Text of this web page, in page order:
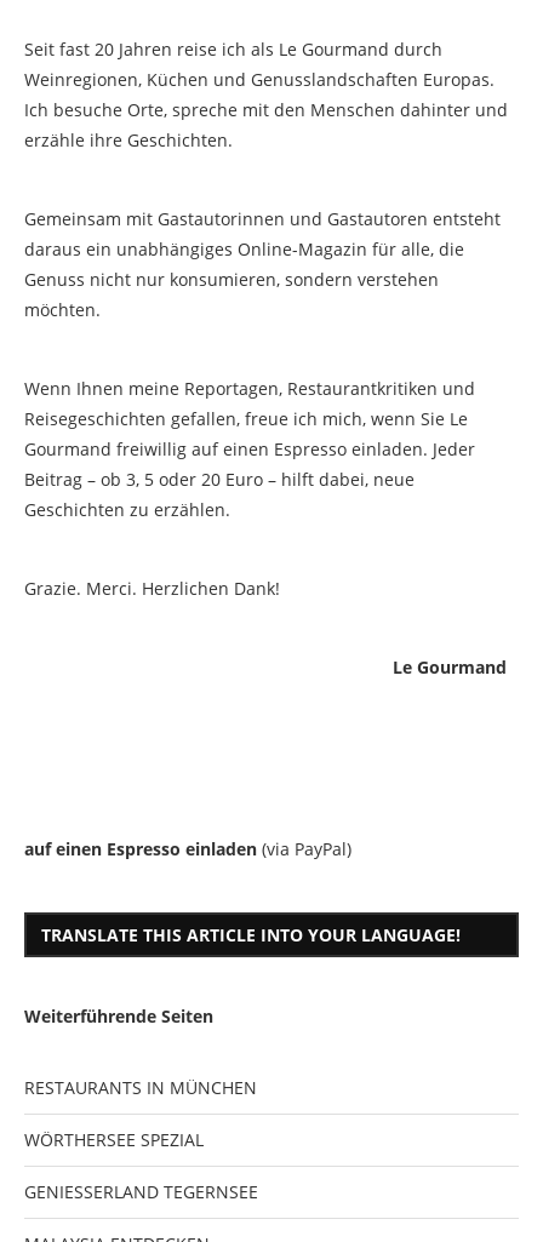
Seit fast 20 Jahren reise ich als Le Gourmand durch
Weinregionen, Küchen und Genusslandschaften Europas.
Ich besuche Orte, spreche mit den Menschen dahinter und
erzähle ihre Geschichten.
Gemeinsam mit Gastautorinnen und Gastautoren entsteht
daraus ein unabhängiges Online-Magazin für alle, die
Genuss nicht nur konsumieren, sondern verstehen
möchten.
Wenn Ihnen meine Reportagen, Restaurantkritiken und
Reisegeschichten gefallen, freue ich mich, wenn Sie Le
Gourmand freiwillig auf einen Espresso einladen. Jeder
Beitrag – ob 3, 5 oder 20 Euro – hilft dabei, neue
Geschichten zu erzählen.
Grazie. Merci. Herzlichen Dank!
Le Gourmand
auf einen Espresso einladen (via PayPal)
TRANSLATE THIS ARTICLE INTO YOUR LANGUAGE!
Weiterführende Seiten
RESTAURANTS IN MÜNCHEN
WÖRTHERSEE SPEZIAL
GENIESSERLAND TEGERNSEE